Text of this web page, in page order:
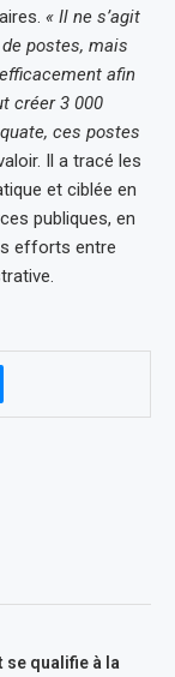
« Il ne s’agit
postes, mais
afin
créer 3 000
ces postes
Il a tracé les
et ciblée en
publiques, en
efforts entre
se qualifie à la